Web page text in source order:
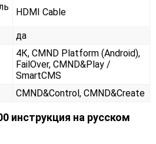
HDMI Cable
да
4К, CMND Platform (Android),
FailOver, CMND&Play /
SmartCMS
CMND&Control, CMND&Create
инструкция на русском